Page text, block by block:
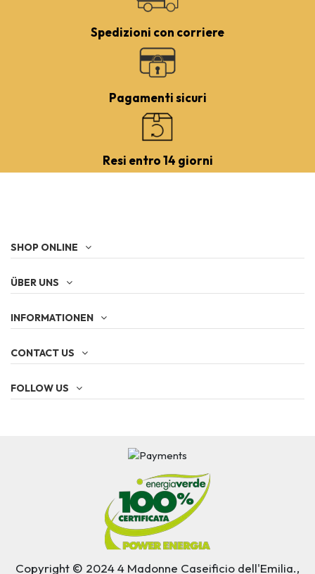
Spedizioni con corriere
Pagamenti sicuri
Resi entro 14 giorni
SHOP ONLINE
ÜBER UNS
INFORMATIONEN
CONTACT US
FOLLOW US
Copyright © 2024 4 Madonne Caseificio dell'Emilia.,